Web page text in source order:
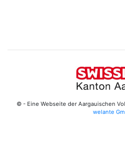
© - Eine Webseite der Aargauischen
welante